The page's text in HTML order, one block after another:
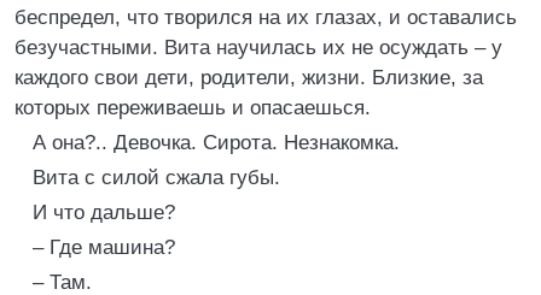
беспредел, что творился на их глазах, и оставались
безучастными. Вита научилась их не осуждать – у
каждого свои дети, родители, жизни. Близкие, за
которых переживаешь и опасаешься.
А она?.. Девочка. Сирота. Незнакомка.
Вита с силой сжала губы.
И что дальше?
– Где машина?
– Там.